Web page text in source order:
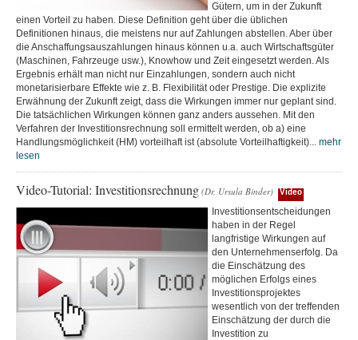
Gütern, um in der Zukunft
einen Vorteil zu haben. Diese Definition geht über die üblichen
Definitionen hinaus, die meistens nur auf Zahlungen abstellen. Aber über
die Anschaffungsauszahlungen hinaus können u.a. auch Wirtschaftsgüter
(Maschinen, Fahrzeuge usw.), Knowhow und Zeit eingesetzt werden. Als
Ergebnis erhält man nicht nur Einzahlungen, sondern auch nicht
monetarisierbare Effekte wie z. B. Flexibilität oder Prestige. Die explizite
Erwähnung der Zukunft zeigt, dass die Wirkungen immer nur geplant sind.
Die tatsächlichen Wirkungen können ganz anders aussehen. Mit den
Verfahren der Investitionsrechnung soll ermittelt werden, ob a) eine
Handlungsmöglichkeit (HM) vorteilhaft ist (absolute Vorteilhaftigkeit)... mehr
lesen
Video-Tutorial: Investitionsrechnung (Dr. Ursula Binder) Video
Investitionsentscheidungen
haben in der Regel
langfristige Wirkungen auf
den Unternehmenserfolg. Da
die Einschätzung des
möglichen Erfolgs eines
Investitionsprojektes
wesentlich von der treffenden
Einschätzung der durch die
Investition zu